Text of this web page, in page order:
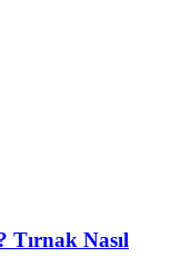
Tırnak Nasıl